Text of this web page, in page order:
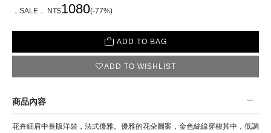
．SALE． NT$1080(-77%)
ADD TO BAG
ADD TO WISHLIST
商品內容
花卉細肩中長版洋裝，法式優雅。優雅的花朵圖案，金色絲線穿梭其中，低調